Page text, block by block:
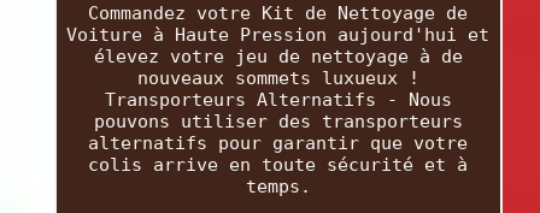
Commandez votre Kit de Nettoyage de
Voiture à Haute Pression aujourd'hui et
élevez votre jeu de nettoyage à de
nouveaux sommets luxueux !
Transporteurs Alternatifs - Nous
pouvons utiliser des transporteurs
alternatifs pour garantir que votre
colis arrive en toute sécurité et à
temps.